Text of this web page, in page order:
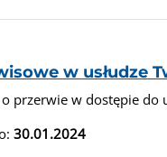
w usłudze
przerwie w dostępie do
30.01.2024